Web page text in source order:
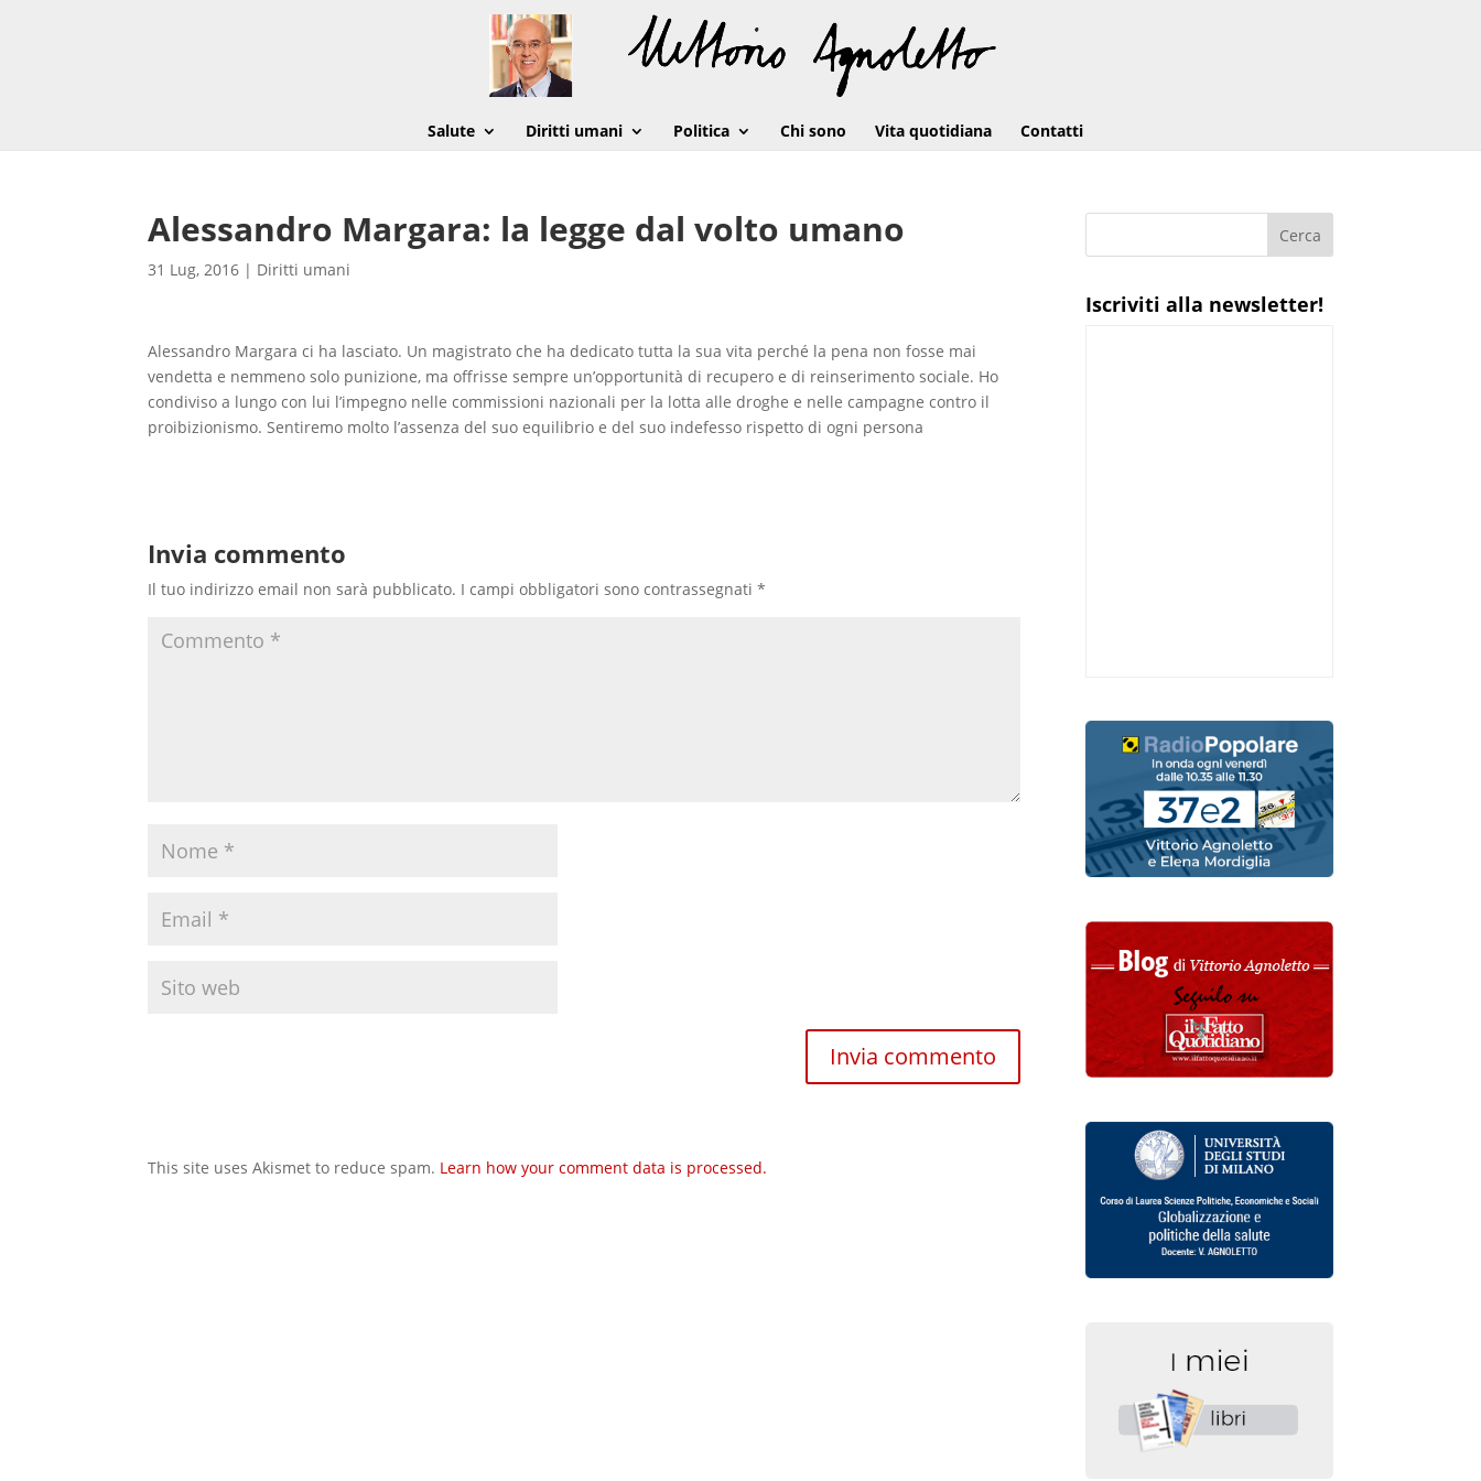
Salute Diritti umani Politica Chi sono Vita quotidiana Contatti
Alessandro Margara: la legge dal volto umano
31 Lug, 2016 | Diritti umani
Alessandro Margara ci ha lasciato. Un magistrato che ha dedicato tutta la sua vita perché la pena non fosse mai
vendetta e nemmeno solo punizione, ma offrisse sempre un’opportunità di recupero e di reinserimento sociale. Ho
condiviso a lungo con lui l’impegno nelle commissioni nazionali per la lotta alle droghe e nelle campagne contro il
proibizionismo. Sentiremo molto l’assenza del suo equilibrio e del suo indefesso rispetto di ogni persona
Invia commento
Il tuo indirizzo email non sarà pubblicato. I campi obbligatori sono contrassegnati*
This site uses Akismet to reduce spam. Learn how your comment data is processed.
Iscriviti alla newsletter!